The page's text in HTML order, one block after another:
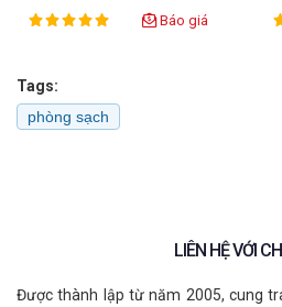
Rating:
100% Báo giá
Tags:
phòng sạch
LIÊN HỆ VỚI
Được thành lập từ năm 2005, cung